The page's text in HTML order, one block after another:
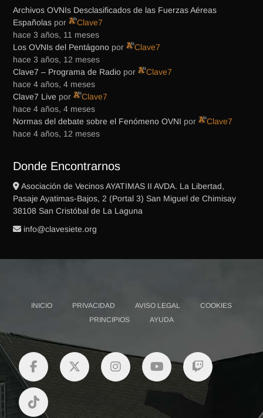
Archivos OVNIs Desclasificados de las Fuerzas Aéreas
Españolas por
Clave7
hace 3 años, 11 meses
Los OVNIs del Pentágono por
Clave7
hace 3 años, 12 meses
Clave7 – Programa de Radio por
Clave7
hace 4 años, 4 meses
Clave7 Live por
Clave7
hace 4 años, 4 meses
Normas del debate sobre el Fenómeno OVNI por
Clave7
hace 4 años, 12 meses
Donde Encontrarnos
Asociación de Vecinos AYATIMAS II AVDA. La Libertad,
Pasaje Ayatimas-Bajos, 2 (Portal 3) San Miguel de Chimisay
38108 San Cristóbal de La Laguna
gro.eteisevalc@ofni
INICIO PRIVACIDAD AVISO LEGAL
COOKIES
PRINCIPIOS
AYUDA
facebooktwitterinstagram
youtubetwitch
Tiktok